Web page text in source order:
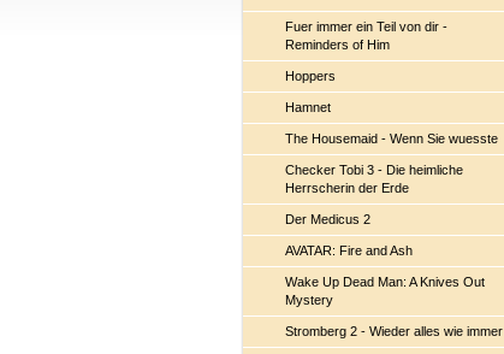
Fuer immer ein Teil von dir -
Reminders of Him
Hoppers
Hamnet
The Housemaid - Wenn Sie wuesste
Checker Tobi 3 - Die heimliche
Herrscherin der Erde
Der Medicus 2
AVATAR: Fire and Ash
Wake Up Dead Man: A Knives Out
Mystery
Stromberg 2 - Wieder alles wie immer